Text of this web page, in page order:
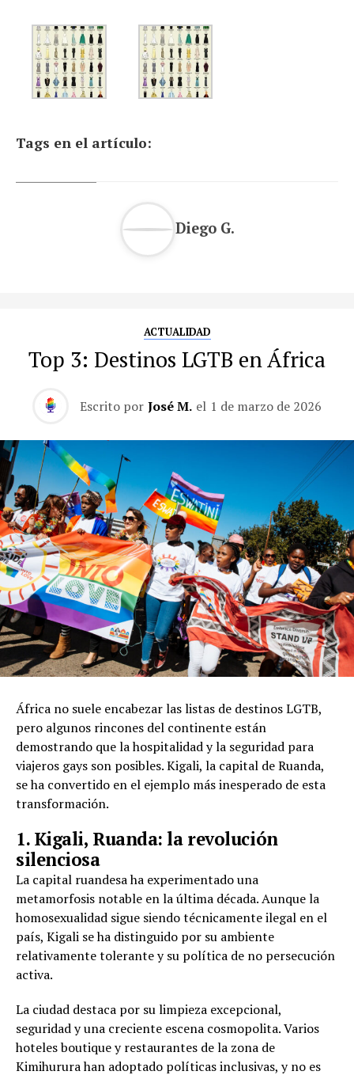
Tags en el artículo:
Diego G.
ACTUALIDAD
Top 3: Destinos LGTB en África
Escrito por José M. el 1 de marzo de 2026
África no suele encabezar las listas de destinos LGTB,
pero algunos rincones del continente están
demostrando que la hospitalidad y la seguridad para
viajeros gays son posibles. Kigali, la capital de Ruanda,
se ha convertido en el ejemplo más inesperado de esta
transformación.
1. Kigali, Ruanda: la revolución
silenciosa
La capital ruandesa ha experimentado una
metamorfosis notable en la última década. Aunque la
homosexualidad sigue siendo técnicamente ilegal en el
país, Kigali se ha distinguido por su ambiente
relativamente tolerante y su política de no persecución
activa.
La ciudad destaca por su limpieza excepcional,
seguridad y una creciente escena cosmopolita. Varios
hoteles boutique y restaurantes de la zona de
Kimihurura han adoptado políticas inclusivas, y no es